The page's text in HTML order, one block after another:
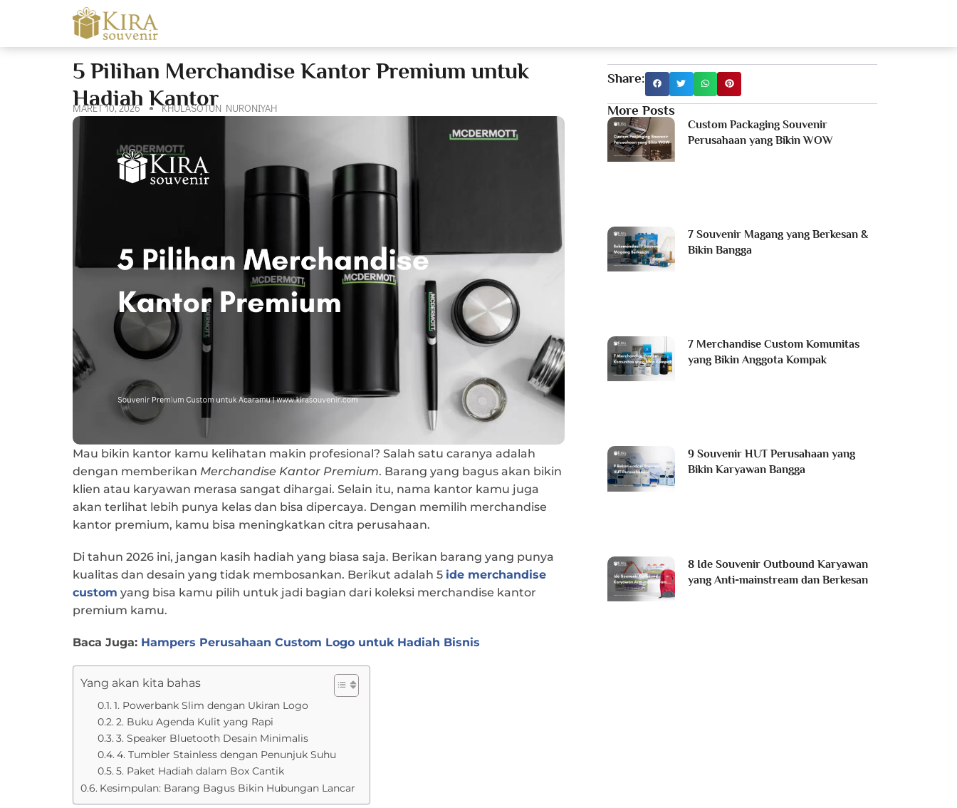
5 Pilihan Merchandise Kantor Premium untuk
Hadiah Kantor
MARET 10, 2026 KHULASOTUN NURONIYAH
Mau bikin kantor kamu kelihatan makin profesional? Salah satu caranya adalah
dengan memberikan Merchandise Kantor Premium. Barang yang bagus akan bikin
klien atau karyawan merasa sangat dihargai. Selain itu, nama kantor kamu juga
akan terlihat lebih punya kelas dan bisa dipercaya. Dengan memilih merchandise
kantor premium, kamu bisa meningkatkan citra perusahaan.
Di tahun 2026 ini, jangan kasih hadiah yang biasa saja. Berikan barang yang punya
kualitas dan desain yang tidak membosankan. Berikut adalah 5 ide merchandise
custom yang bisa kamu pilih untuk jadi bagian dari koleksi merchandise kantor
premium kamu.
Baca Juga: Hampers Perusahaan Custom Logo untuk Hadiah Bisnis
Yang akan kita bahas
1. Powerbank Slim dengan Ukiran Logo
2. Buku Agenda Kulit yang Rapi
3. Speaker Bluetooth Desain Minimalis
4. Tumbler Stainless dengan Penunjuk Suhu
5. Paket Hadiah dalam Box Cantik
Kesimpulan: Barang Bagus Bikin Hubungan Lancar
Share:
More Posts
Custom Packaging Souvenir
Perusahaan yang Bikin WOW
7 Souvenir Magang yang Berkesan &
Bikin Bangga
7 Merchandise Custom Komunitas
yang Bikin Anggota Kompak
9 Souvenir HUT Perusahaan yang
Bikin Karyawan Bangga
8 Ide Souvenir Outbound Karyawan
yang Anti-mainstream dan Berkesan